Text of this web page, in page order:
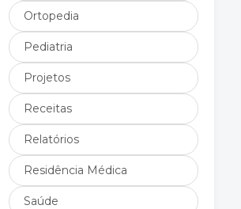
Ortopedia
Pediatria
Projetos
Receitas
Relatórios
Residência Médica
Saúde